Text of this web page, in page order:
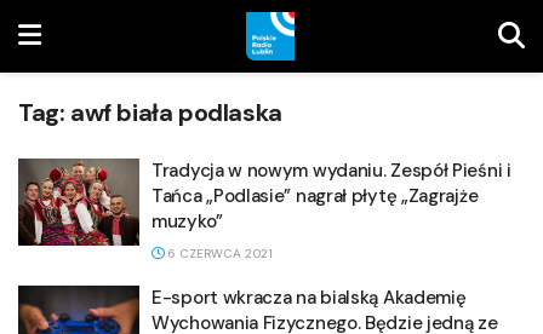
Tag: awf biała podlaska
Tradycja w nowym wydaniu. Zespół Pieśni i
Tańca „Podlasie” nagrał płytę „Zagrajże
muzyko”
6 CZERWCA 2021
E-sport wkracza na bialską Akademię
Wychowania Fizycznego. Będzie jedną ze